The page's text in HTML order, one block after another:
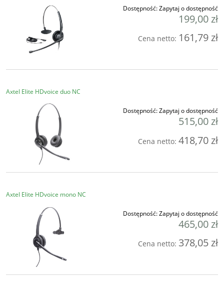
Dostępność:Zapytaj o dostępność
199,00 zł
Cena netto: 161,79 zł
Axtel Elite HDvoice duo NC
Dostępność:Zapytaj o dostępność
515,00 zł
Cena netto: 418,70 zł
Axtel Elite HDvoice mono NC
Dostępność:Zapytaj o dostępność
465,00 zł
Cena netto: 378,05 zł